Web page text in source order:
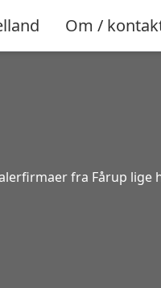
Om /
fra Fårup lige